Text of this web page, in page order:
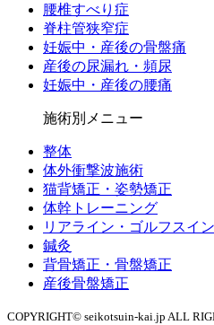
腰椎すべり症
脊柱管狭窄症
妊娠中・産後の骨盤痛
産後の尿漏れ・頻尿
妊娠中・産後の腰痛
施術別メニュー
整体
体外衝撃波施術
猫背矯正・姿勢矯正
体幹トレーニング
リアライン・ゴルフスイ
鍼灸
背骨矯正・骨盤矯正
産後骨盤矯正
COPYRIGHT© seikotsuin-kai.jp ALL